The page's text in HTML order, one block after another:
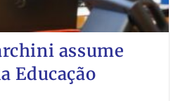
assume
Educação